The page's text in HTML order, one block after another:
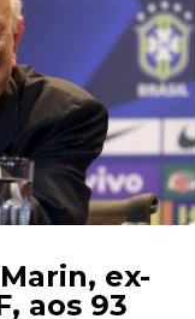
ex-
aos 93